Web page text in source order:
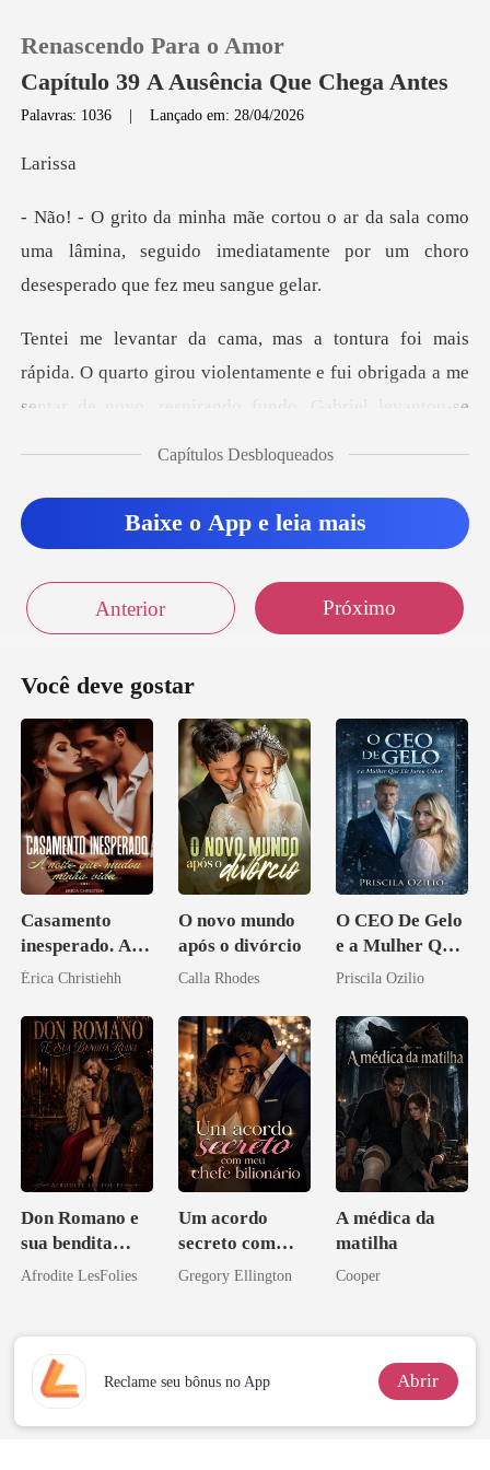
Loja
Histórico
Renascendo Para o Amor
Capítulo 39 A Ausência Que Chega Antes
Palavras: 1036 |Lançado em: 28/04/2026
ri
ala como
uma lâmina, seguido imediatamente por
to girou violentamente e fui obrigada a me
sentar de novo, respir
Capítulos Desbloqueados
Baixe o App e leia mais
Anterior Próximo
Você deve gostar
Casamento
inesperado. A
noite que mudou
Érica Christiehh
O novo mundo
após o divórcio
Calla Rhodes
O CEO De Gelo
e a Mulher Que
Ele Jurou Odiar
Priscila Ozilio
Don Romano e
sua bendita
ruína
Afrodite LesFolies
Um acordo
secreto com
meu chefe
Gregory Ellington
A médica da
matilha
Cooper
Reclame seu bônus no App Abrir